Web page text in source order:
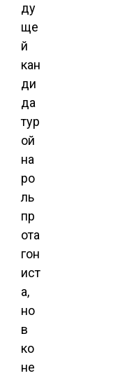
ду
ще
й
кан
ди
да
тур
ой
на
ро
ль
пр
ота
гон
ист
а,
но
в
ко
не